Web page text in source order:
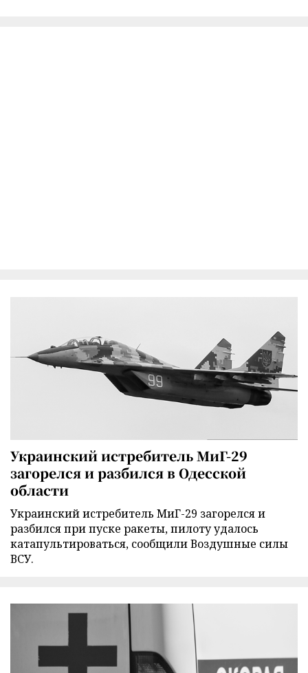
Украинский истребитель МиГ-29
загорелся и разбился в Одесской
области
Украинский истребитель МиГ-29 загорелся и
разбился при пуске ракеты, пилоту удалось
катапультироваться, сообщили Воздушные силы
ВСУ.